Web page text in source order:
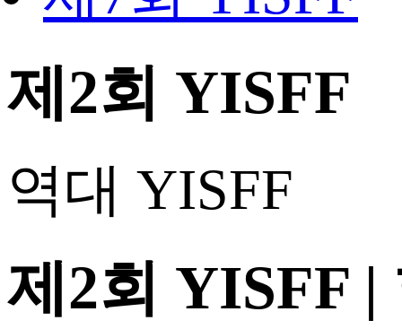
제2회 YISFF
역대 YISFF
제2회 YISFF